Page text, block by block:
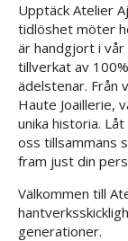
Upptäck Atelier
tidlöshet möter
är handgjort i vår
tillverkat av
ädelstenar. Från
Haute Joaillerie,
unika historia.
oss tillsammans
fram just din
Välkommen till
generationer.